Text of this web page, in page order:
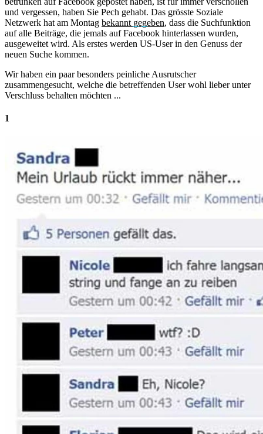
und vergessen, haben Sie Pech gehabt. Das grösste Soziale
Netzwerk hat am Montag bekannt gegeben, dass die Suchfunktion
auf alle Beiträge, die jemals auf Facebook hinterlassen wurden,
ausgeweitet wird. Als erstes werden US-User in den Genuss der
neuen Suche kommen.
Wir haben ein paar besonders peinliche Ausrutscher
zusammengesucht, welche die betreffenden User wohl lieber unter
Verschluss behalten möchten ...
1